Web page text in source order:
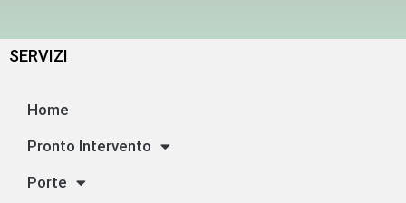
SERVIZI
Home
Pronto Intervento
Porte